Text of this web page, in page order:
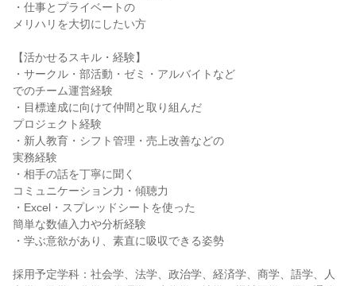
・仕事とプライベートの
メリハリを大切にしたい方
【活かせるスキル・経験】
・サークル・部活動・ゼミ・アルバイトなど
でのチーム運営経験
・目標達成に向けて仲間と取り組んだ
プロジェクト経験
・新人教育・シフト管理・売上改善などの
実務経験
・相手の話を丁寧に聞く
コミュニケーション力・傾聴力
・Excel・スプレッドシートを使った
簡単な数値入力や分析経験
・学ぶ意欲があり、素直に吸収できる姿勢
採用予定学科：社会学、法学、政治学、経済学、商学、語学、人